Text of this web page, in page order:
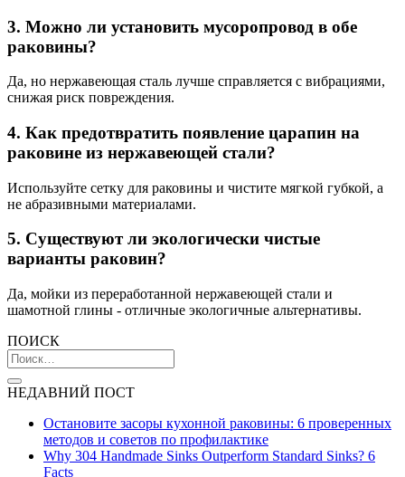
3. Можно ли установить мусоропровод в обе
раковины?
Да, но нержавеющая сталь лучше справляется с вибрациями,
снижая риск повреждения.
4. Как предотвратить появление царапин на
раковине из нержавеющей стали?
Используйте сетку для раковины и чистите мягкой губкой, а
не абразивными материалами.
5. Существуют ли экологически чистые
варианты раковин?
Да, мойки из переработанной нержавеющей стали и
шамотной глины - отличные экологичные альтернативы.
ПОИСК
НЕДАВНИЙ ПОСТ
Остановите засоры кухонной раковины: 6 проверенных
методов и советов по профилактике
Why 304 Handmade Sinks Outperform Standard Sinks? 6
Facts